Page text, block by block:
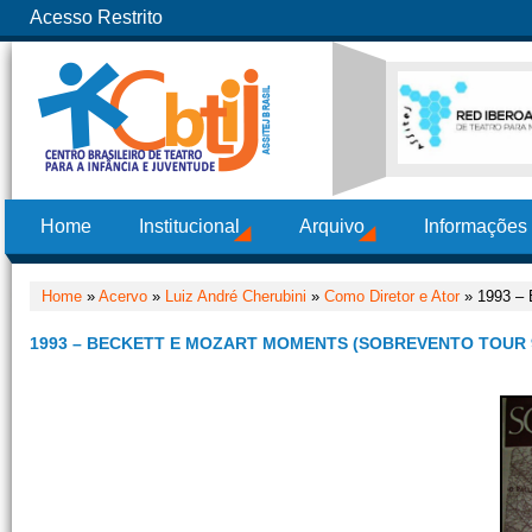
Acesso Restrito
Home Institucional Arquivo
Home » Acervo » Luiz André Cherubini » Como Diretor e Ator» 1993 –
1993 – BECKETT E MOZART MOMENTS (SOBREVENTO TOUR